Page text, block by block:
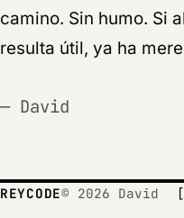
camino. Sin humo. Si
resulta útil, ya ha
— David
REYCODE© 2026 David